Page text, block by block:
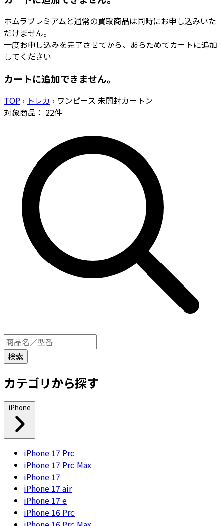
ホムラプレミアムと通常の買取商品は同時にお申し込みいた
だけません。
一度お申し込みを完了させてから、あらためてカートに追加
してください
カートに追加できません。
TOP › トレカ › ワンピース 未開封カートン
対象商品： 22件
カテゴリから探す
iPhone
iPhone 17 Pro
iPhone 17 Pro Max
iPhone 17
iPhone 17 air
iPhone 17 e
iPhone 16 Pro